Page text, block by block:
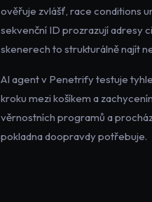
ověřuje zvlášť, race conditions
sekvenční ID prozrazují adresy
skenerech to strukturálně najít
AI agent v Penetrify testuje
kroku mezi košíkem a
věrnostních programů a
pokladna doopravdy potřebuje.